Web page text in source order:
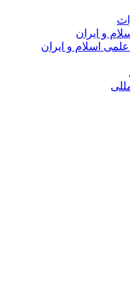
و ایران
اسلام و ایران